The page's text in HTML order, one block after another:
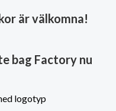
är välkomna!
bag Factory nu